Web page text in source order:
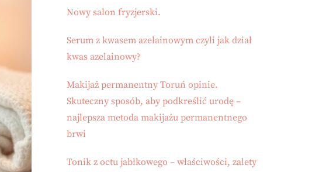
Nowy salon fryzjerski.
Serum z kwasem azelainowym czyli jak dział
kwas azelainowy?
Makijaż permanentny Toruń opinie.
Skuteczny sposób, aby podkreślić urodę –
najlepsza metoda makijażu permanentnego
brwi
Tonik z octu jabłkowego – właściwości, zalety